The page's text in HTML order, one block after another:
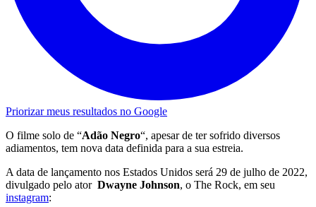
Priorizar meus resultados no Google
O filme solo de “Adão Negro“, apesar de ter sofrido diversos
adiamentos, tem nova data definida para a sua estreia.
A data de lançamento nos Estados Unidos será 29 de julho de 2022,
divulgado pelo ator Dwayne Johnson, o The Rock, em seu
instagram: